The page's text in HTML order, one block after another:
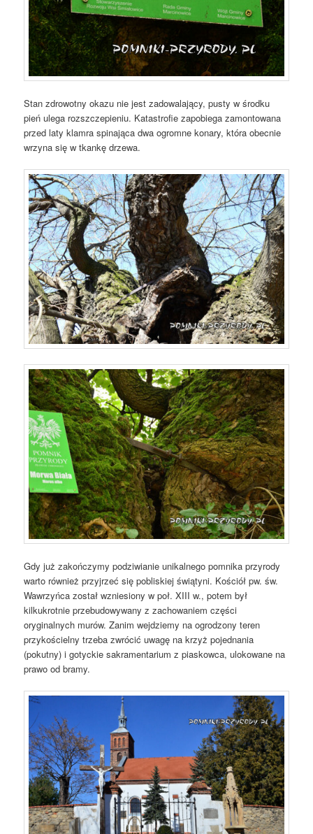
Stan zdrowotny okazu nie jest zadowalający, pusty w środku
pień ulega rozszczepieniu. Katastrofie zapobiega zamontowana
przed laty klamra spinająca dwa ogromne konary, która obecnie
wrzyna się w tkankę drzewa.
Gdy już zakończymy podziwianie unikalnego pomnika przyrody
warto również przyjrzeć się pobliskiej świątyni. Kościół pw. św.
Wawrzyńca został wzniesiony w poł. XIII w., potem był
kilkukrotnie przebudowywany z zachowaniem części
oryginalnych murów. Zanim wejdziemy na ogrodzony teren
przykościelny trzeba zwrócić uwagę na krzyż pojednania
(pokutny) i gotyckie sakramentarium z piaskowca, ulokowane na
prawo od bramy.